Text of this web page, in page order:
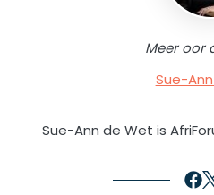
Meer oor
Sue-
Sue-Ann de Wet is